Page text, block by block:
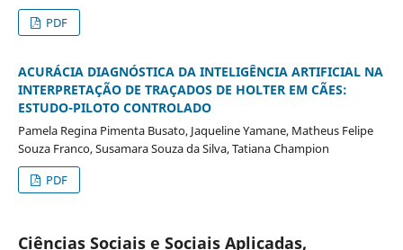
PDF
ACURÁCIA DIAGNÓSTICA DA INTELIGÊNCIA ARTIFICIAL NA
INTERPRETAÇÃO DE TRAÇADOS DE HOLTER EM CÃES:
ESTUDO-PILOTO CONTROLADO
Pamela Regina Pimenta Busato, Jaqueline Yamane, Matheus Felipe
Souza Franco, Susamara Souza da Silva, Tatiana Champion
PDF
Ciências Sociais e Sociais Aplicadas,